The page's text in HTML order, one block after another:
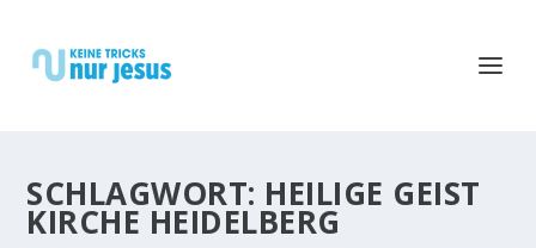
SCHLAGWORT: HEILIGE GEIST
KIRCHE HEIDELBERG